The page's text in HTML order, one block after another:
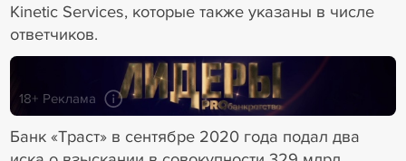
Kinetic Services, которые также указаны в числе
ответчиков.
18+ Реклама
Банк «Траст» в сентябре 2020 года подал два